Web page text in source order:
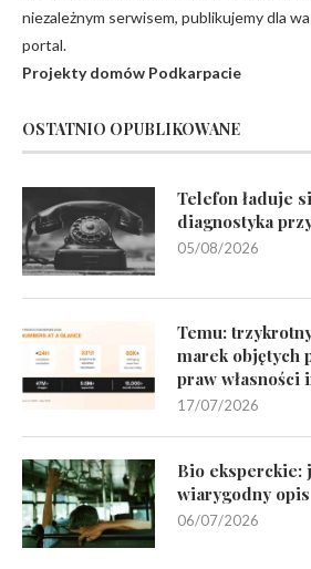
niezależnym serwisem, publikujemy dla
portal.
Projekty domów Podkarpacie
OSTATNIO OPUBLIKOWANE
Telefon ładuje
diagnostyka
05/08/2026
Temu:
marek objętych
praw własności
17/07/2026
Bio eksperckie:
wiarygodny opis
06/07/2026